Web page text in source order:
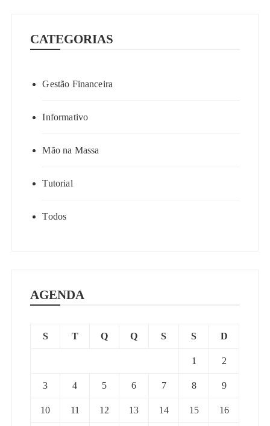
CATEGORIAS
Gestão Financeira
Informativo
Mão na Massa
Tutorial
Todos
AGENDA
S T Q Q S S D
1 2
3 4 5 6 7 8 9
10 11 12 13 14 15 16